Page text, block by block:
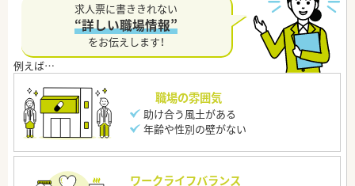
求人票に書ききれない
“詳しい職場情報”
をお伝えします！
職場の雰囲気
助け合う風土がある
年齢や性別の壁がない
ワークライフバランス